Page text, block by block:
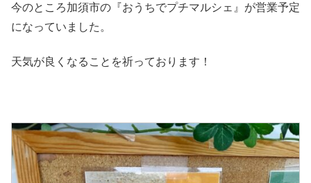
今のところ加須市の『おうちでプチマルシェ』が営業予定
になっていました。
天気が良くなることを祈っております！